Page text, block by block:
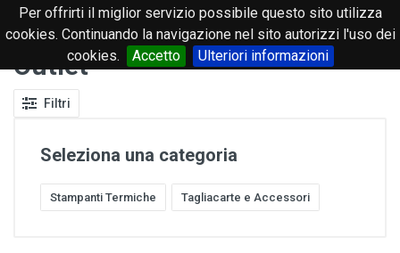
Per offrirti il miglior servizio possibile questo sito utilizza
cookies. Continuando la navigazione nel sito autorizzi l'uso dei
cookies.
Accetto Ulteriori informazioni
0
Outlet
Filtri
Seleziona una categoria
Stampanti Termiche Tagliacarte e Accessori